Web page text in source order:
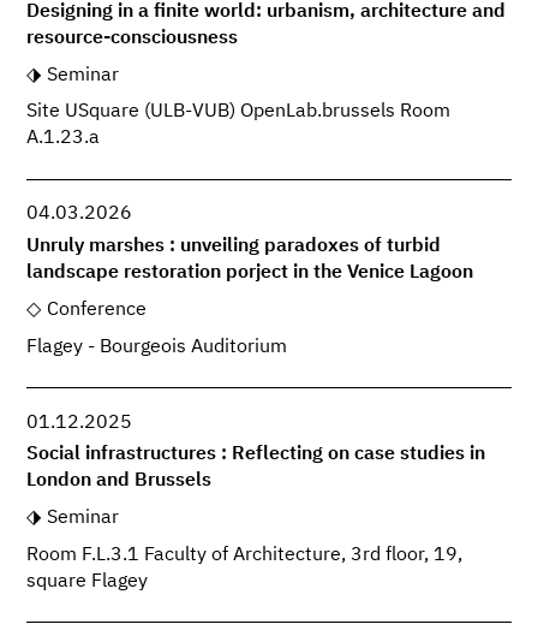
Designing in a finite world: urbanism, architecture and
resource-consciousness
Seminar
Site USquare (ULB-VUB) OpenLab.brussels Room
A.1.23.a
04.03.2026
Unruly marshes : unveiling paradoxes of turbid
landscape restoration porject in the Venice Lagoon
Conference
Flagey - Bourgeois Auditorium
01.12.2025
Social infrastructures : Reflecting on case studies in
London and Brussels
Seminar
Room F.L.3.1 Faculty of Architecture, 3rd floor, 19,
square Flagey